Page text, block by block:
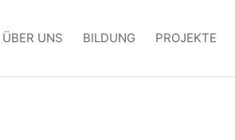
ÜBER UNS BILDUNG PROJEKTE